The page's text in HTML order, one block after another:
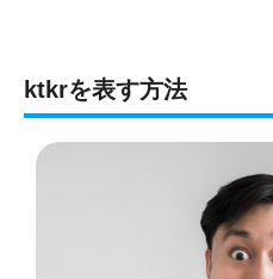
ktkrを表す方法